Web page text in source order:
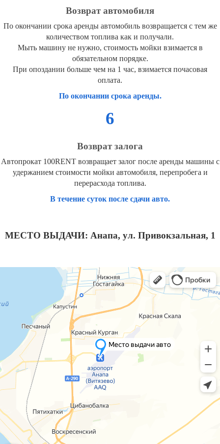
Возврат автомобиля
По окончании срока аренды автомобиль возвращается с тем же
количеством топлива как и получали.
Мыть машину не нужно, стоимость мойки взимается в
обязательном порядке.
При опоздании больше чем на 1 час, взимается почасовая
оплата.
По окончании срока аренды.
6
Возврат залога
Автопрокат 100RENT возвращает залог после аренды машины с
удержанием стоимости мойки автомобиля, перепробега и
перерасхода топлива.
В течение суток после сдачи авто.
МЕСТО ВЫДАЧИ: Анапа, ул. Привокзальная, 1